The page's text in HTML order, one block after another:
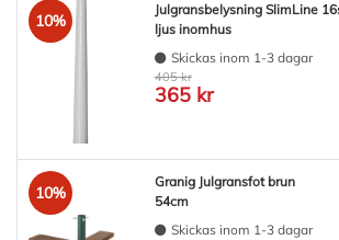
10%
Julgransbelysning SlimLine
ljus inomhus
Skickas inom 1-3 dagar
405 kr
365 kr
10%
Granig Julgransfot brun
54cm
Skickas inom 1-3 dagar